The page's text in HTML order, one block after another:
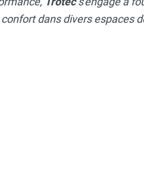
dans divers espaces